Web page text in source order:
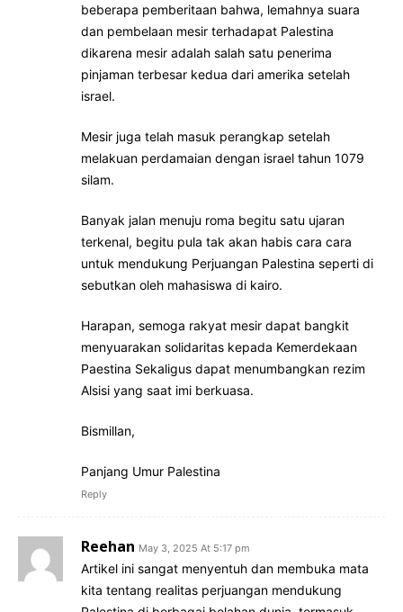
beberapa pemberitaan bahwa, lemahnya suara
dan pembelaan mesir terhadapat Palestina
dikarena mesir adalah salah satu penerima
pinjaman terbesar kedua dari amerika setelah
israel.
Mesir juga telah masuk perangkap setelah
melakuan perdamaian dengan israel tahun 1079
silam.
Banyak jalan menuju roma begitu satu ujaran
terkenal, begitu pula tak akan habis cara cara
untuk mendukung Perjuangan Palestina seperti di
sebutkan oleh mahasiswa di kairo.
Harapan, semoga rakyat mesir dapat bangkit
menyuarakan solidaritas kepada Kemerdekaan
Paestina Sekaligus dapat menumbangkan rezim
Alsisi yang saat imi berkuasa.
Bismillan,
Panjang Umur Palestina
Reply
Reehan May 3, 2025 At 5:17 pm
Artikel ini sangat menyentuh dan membuka mata
kita tentang realitas perjuangan mendukung